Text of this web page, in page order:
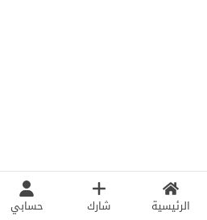
الرئيسية شارك حسابي